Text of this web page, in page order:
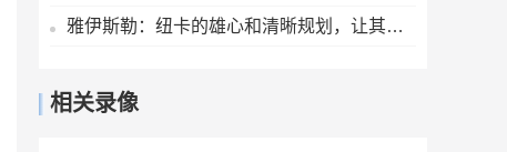
雅伊斯勒：纽卡的雄心和清晰规划，让其成为极具吸引力的执教胜地
相关录像